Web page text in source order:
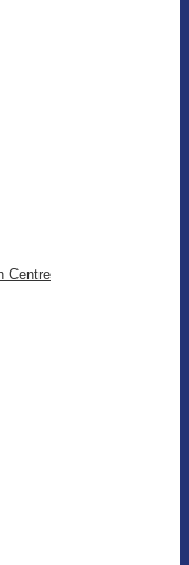
Centre